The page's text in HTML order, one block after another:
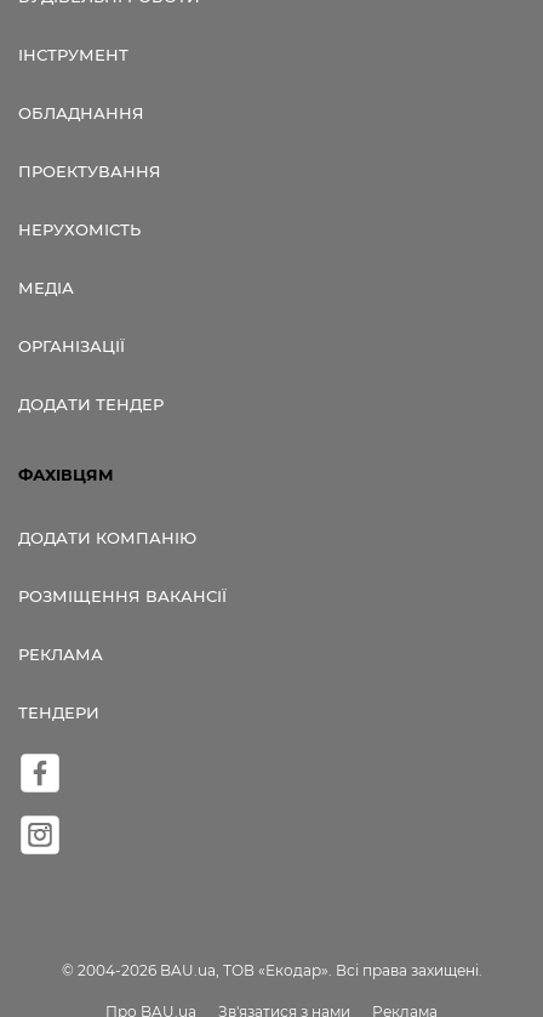
ІНСТРУМЕНТ
ОБЛАДНАННЯ
ПРОЕКТУВАННЯ
НЕРУХОМІСТЬ
МЕДІА
ОРГАНІЗАЦІЇ
ДОДАТИ ТЕНДЕР
ФАХІВЦЯМ
ДОДАТИ КОМПАНІЮ
РОЗМІЩЕННЯ ВАКАНСІЇ
РЕКЛАМА
ТЕНДЕРИ
© 2004-2026 BAU.ua, ТОВ «Екодар». Всі права захищені.
Про BAU.ua Зв'язатися з нами Реклама